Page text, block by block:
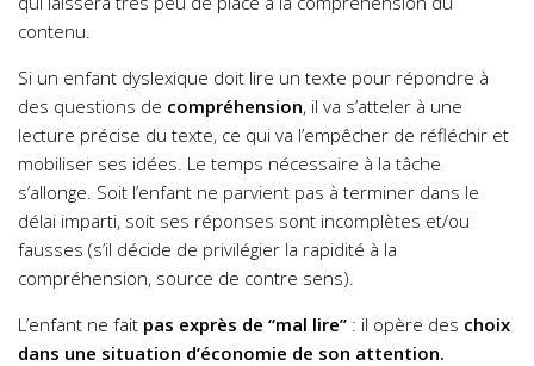
contenu.
Si un enfant dyslexique doit lire un texte pour répondre à
des questions de compréhension, il va s’atteler à une
lecture précise du texte, ce qui va l’empêcher de réfléchir et
mobiliser ses idées. Le temps nécessaire à la tâche
s’allonge. Soit l’enfant ne parvient pas à terminer dans le
délai imparti, soit ses réponses sont incomplètes et/ou
fausses (s’il décide de privilégier la rapidité à la
compréhension, source de contre sens).
L’enfant ne fait pas exprès de “mal lire” : il opère des choix
dans une situation d’économie de son attention.